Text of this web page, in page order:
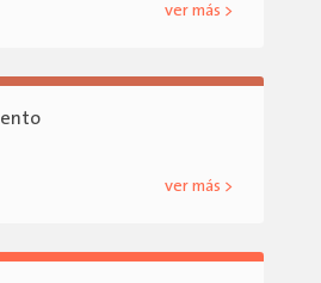
ver más >
ver más >